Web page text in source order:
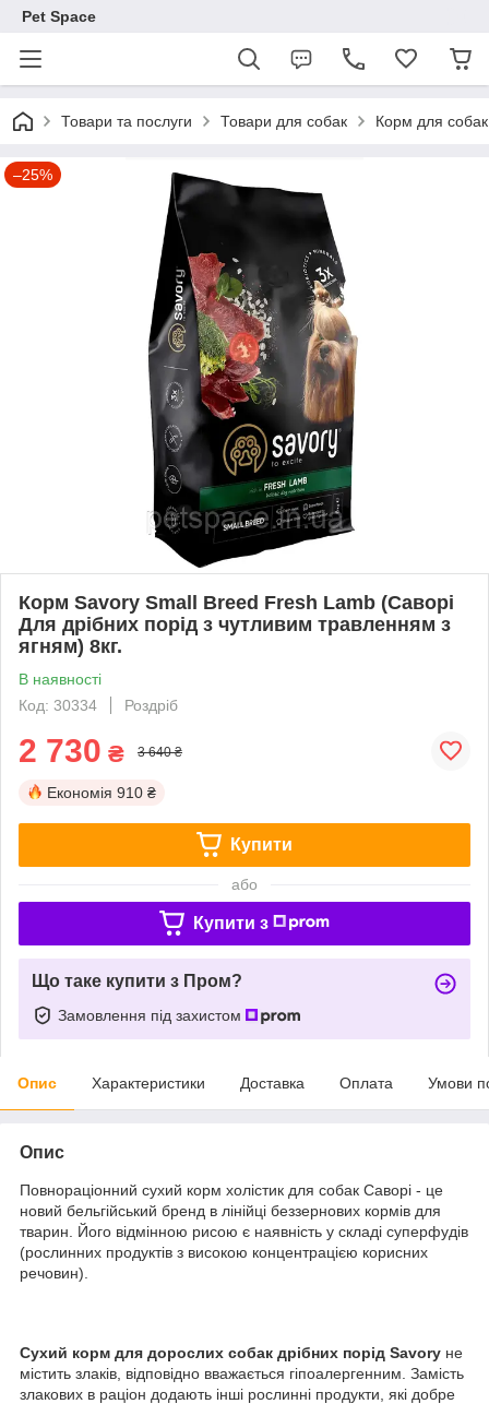
Pet Space
Товари та послуги Товари для собак Корм для собак
–25%
Корм Savory Small Breed Fresh Lamb (Саворі
Для дрібних порід з чутливим травленням з
ягням) 8кг.
В наявності
Код: 30334
Роздріб
2 730 ₴ 3 640 ₴
Економія 910 ₴
Купити
або
Купити з
Що таке купити з Пром?
Замовлення під захистом
Опис Характеристики Доставка Оплата Умови
Опис
Повнораціонний сухий корм холістик для собак Саворі - це
новий бельгійський бренд в лінійці беззернових кормів для
тварин. Його відмінною рисою є наявність у складі суперфудів
(рослинних продуктів з високою концентрацією корисних
речовин).
Сухий корм для дорослих собак дрібних порід Savory не
містить злаків, відповідно вважається гіпоалергенним. Замість
злакових в раціон додають інші рослинні продукти, які добре